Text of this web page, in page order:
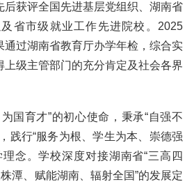
后获评全国先进基层党组织、湖南省
省市级就业工作先进院校。2025
通过湖南省教育厅办学年检，综合实
上级主管部门的充分肯定及社会各界
国育才”的初心使命，秉承“自强不
践行“服务为根、学生为本、崇德强
念。学校深度对接湖南省“三高四
潭、赋能湖南、辐射全国”的发展定